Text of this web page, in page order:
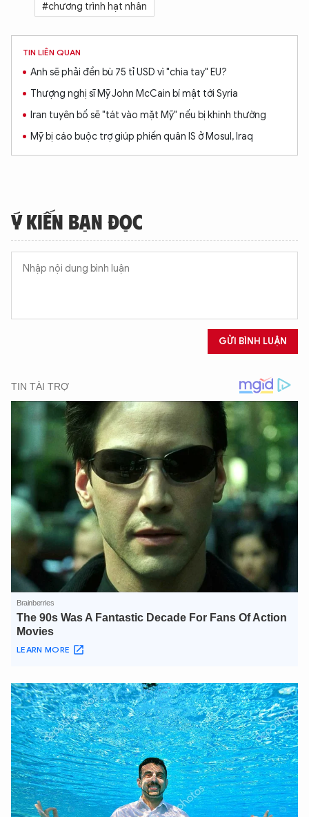
#chương trình hạt nhân
TIN LIÊN QUAN
Anh sẽ phải đền bù 75 tỉ USD vì "chia tay" EU?
Thượng nghị sĩ Mỹ John McCain bí mật tới Syria
Iran tuyên bố sẽ "tát vào mặt Mỹ" nếu bị khinh thường
Mỹ bị cáo buộc trợ giúp phiến quân IS ở Mosul, Iraq
Ý KIẾN BẠN ĐỌC
GỬI BÌNH LUẬN
XIN CHÀO,